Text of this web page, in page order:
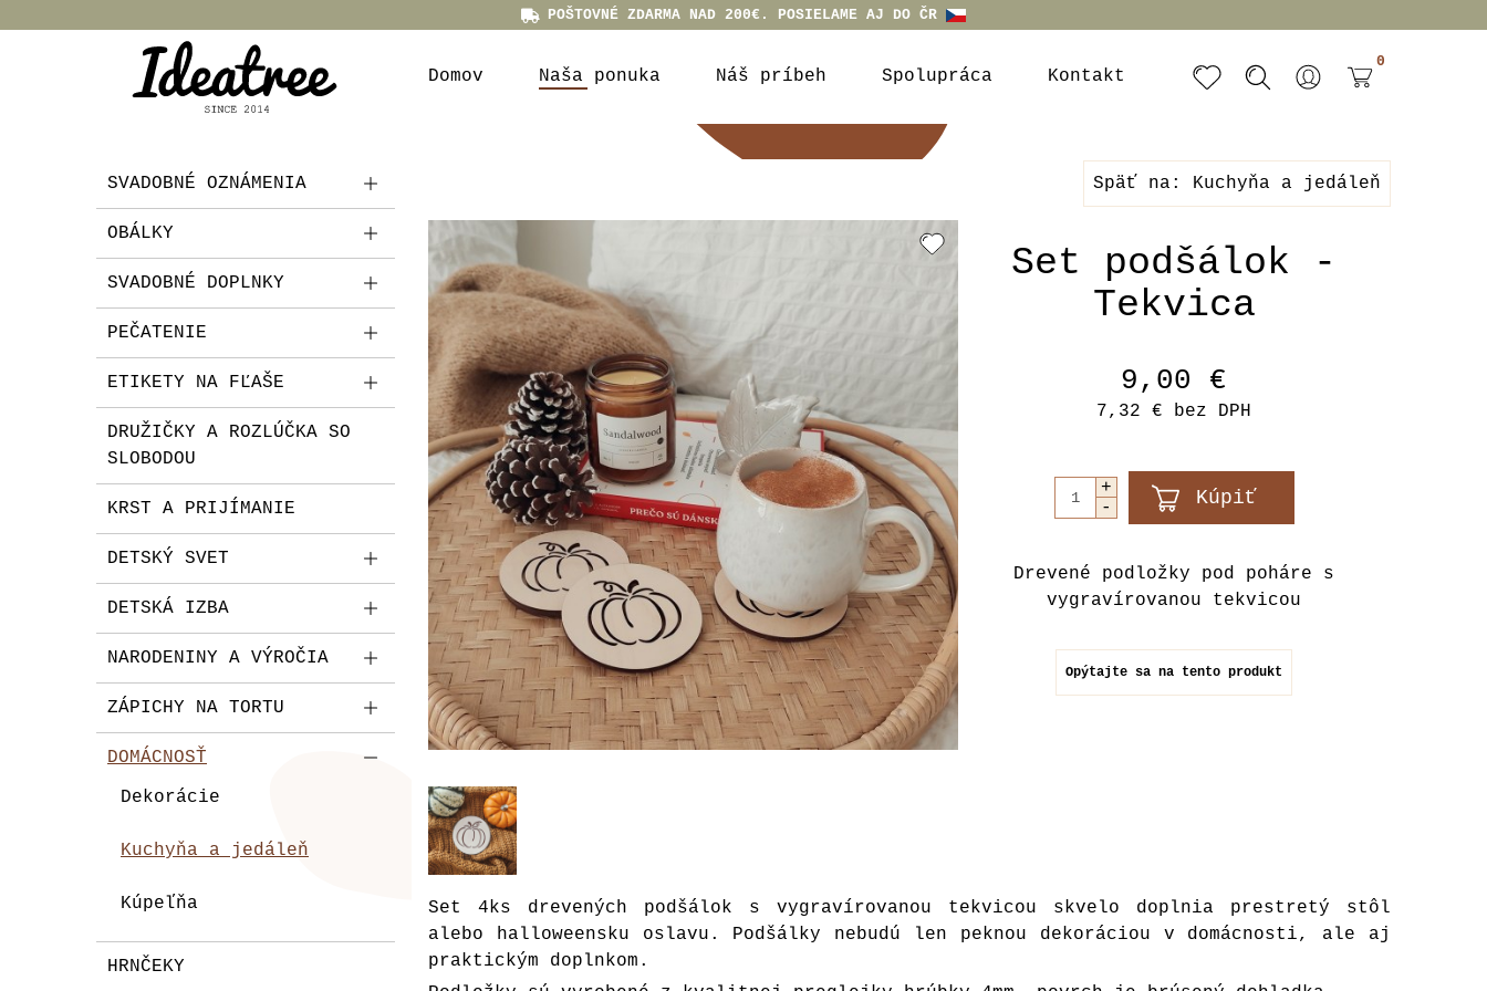
POŠTOVNÉ ZDARMA NAD 200€. POSIELAME AJ DO ČR
Domov Naša ponuka Náš príbeh Spolupráca Kontakt
0
SVADOBNÉ OZNÁMENIA
OBÁLKY
SVADOBNÉ DOPLNKY
PEČATENIE
ETIKETY NA FĽAŠE
DRUŽIČKY A ROZLÚČKA SO
SLOBODOU
KRST A PRIJÍMANIE
DETSKÝ SVET
DETSKÁ IZBA
NARODENINY A VÝROČIA
ZÁPICHY NA TORTU
DOMÁCNOSŤ
Dekorácie
Kuchyňa a jedáleň
Kúpeľňa
HRNČEKY
Späť na: Kuchyňa a jedáleň
Set podšálok -
Tekvica
9,00 €
7,32 € bez DPH
Drevené podložky pod poháre s
vygravírovanou tekvicou
Opýtajte sa na tento produkt
Set 4ks drevených podšálok s vygravírovanou tekvicou skvelo doplnia prestretý stôl
alebo halloweensku oslavu. Podšálky nebudú len peknou dekoráciou v domácnosti, ale aj
praktickým doplnkom.